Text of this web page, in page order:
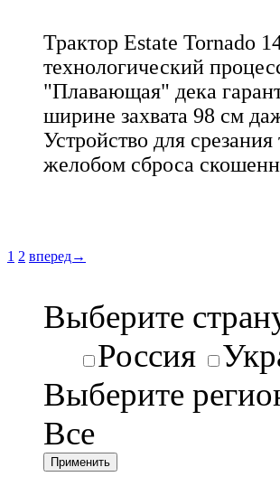
Трактор Estate Tornado
технологический
"Плавающая" дека
ширине захвата 98 см
Устройство для
желобом сброса
1 2 вперед→
Выберите
Россия
Выберите
Все